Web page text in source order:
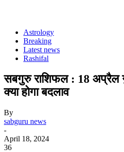
Astrology
Breaking
Latest news
Rashifal
सबगुरु राशिफल : 18 अप्रैल
क्या होगा बदलाव
By
sabguru news
-
April 18, 2024
36